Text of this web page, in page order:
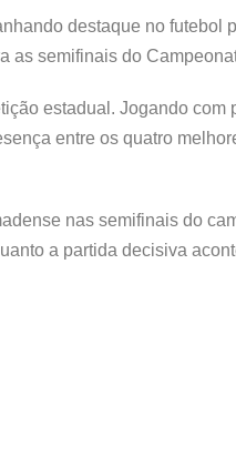
destaque no futebol
as semifinais do
estadual. Jogando com
entre os quatro
nas semifinais do
a partida decisiva